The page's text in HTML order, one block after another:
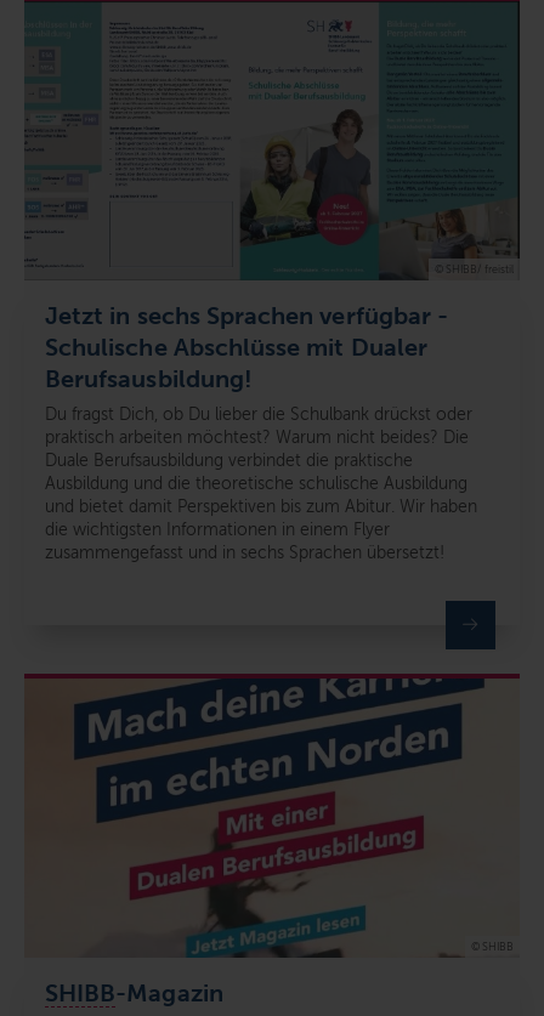
Jetzt in sechs Sprachen verfügbar -
Schulische Abschlüsse mit Dualer
Berufsausbildung!
Du fragst Dich, ob Du lieber die Schulbank drückst oder
praktisch arbeiten möchtest? Warum nicht beides? Die
Duale Berufsausbildung verbindet die praktische
Ausbildung und die theoretische schulische Ausbildung
und bietet damit Perspektiven bis zum Abitur. Wir haben
die wichtigsten Informationen in einem Flyer
zusammengefasst und in sechs Sprachen übersetzt!
© SHIBB/ freistil
SHIBB-Magazin
© SHIBB